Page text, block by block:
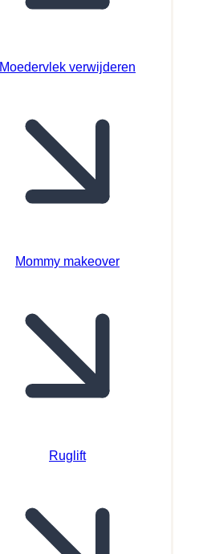
Moedervlek verwijderen
Mommy makeover
Ruglift